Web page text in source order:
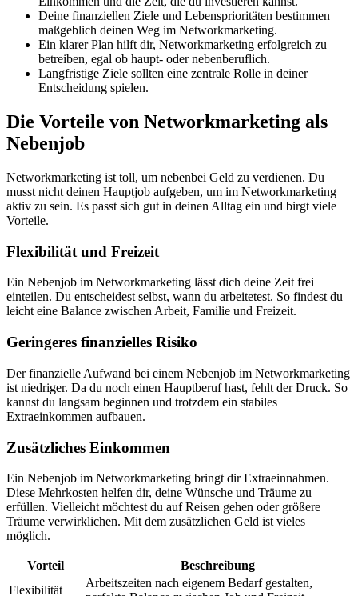
Deine finanziellen Ziele und Lebensprioritäten bestimmen
maßgeblich deinen Weg im Networkmarketing.
Ein klarer Plan hilft dir, Networkmarketing erfolgreich zu
betreiben, egal ob haupt- oder nebenberuflich.
Langfristige Ziele sollten eine zentrale Rolle in deiner
Entscheidung spielen.
Die Vorteile von Networkmarketing als
Nebenjob
Networkmarketing ist toll, um nebenbei Geld zu verdienen. Du
musst nicht deinen Hauptjob aufgeben, um im Networkmarketing
aktiv zu sein. Es passt sich gut in deinen Alltag ein und birgt viele
Vorteile.
Flexibilität und Freizeit
Ein Nebenjob im Networkmarketing lässt dich deine Zeit frei
einteilen. Du entscheidest selbst, wann du arbeitetest. So findest du
leicht eine Balance zwischen Arbeit, Familie und Freizeit.
Geringeres finanzielles Risiko
Der finanzielle Aufwand bei einem Nebenjob im Networkmarketing
ist niedriger. Da du noch einen Hauptberuf hast, fehlt der Druck. So
kannst du langsam beginnen und trotzdem ein stabiles
Extraeinkommen aufbauen.
Zusätzliches Einkommen
Ein Nebenjob im Networkmarketing bringt dir Extraeinnahmen.
Diese Mehrkosten helfen dir, deine Wünsche und Träume zu
erfüllen. Vielleicht möchtest du auf Reisen gehen oder größere
Träume verwirklichen. Mit dem zusätzlichen Geld ist vieles
möglich.
Vorteil
Beschreibung
Flexibilität
Arbeitszeiten nach eigenem Bedarf gestalten,